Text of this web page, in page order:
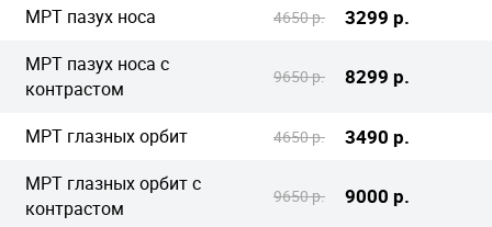
МРТ пазух носа 4650 р. 3299 р.
МРТ пазух носа с
контрастом
9650 р. 8299 р.
МРТ глазных орбит 4650 р. 3490 р.
МРТ глазных орбит с
контрастом
9650 р. 9000 р.